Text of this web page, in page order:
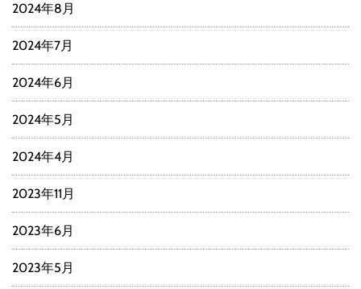
2024年8月
2024年7月
2024年6月
2024年5月
2024年4月
2023年11月
2023年6月
2023年5月